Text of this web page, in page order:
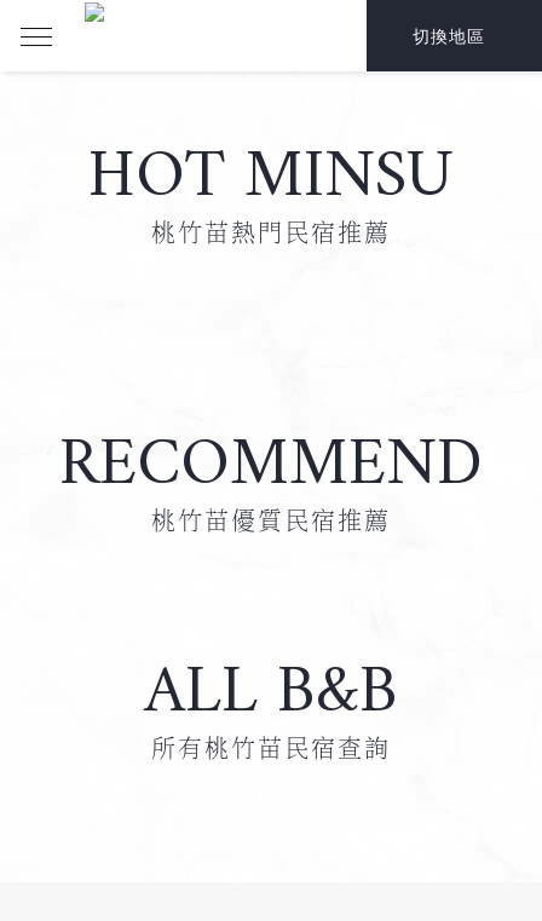
HOT MINSU
桃竹苗熱門民宿推薦
RECOMMEND
桃竹苗優質民宿推薦
ALL B&B
所有桃竹苗民宿查詢
切換地區